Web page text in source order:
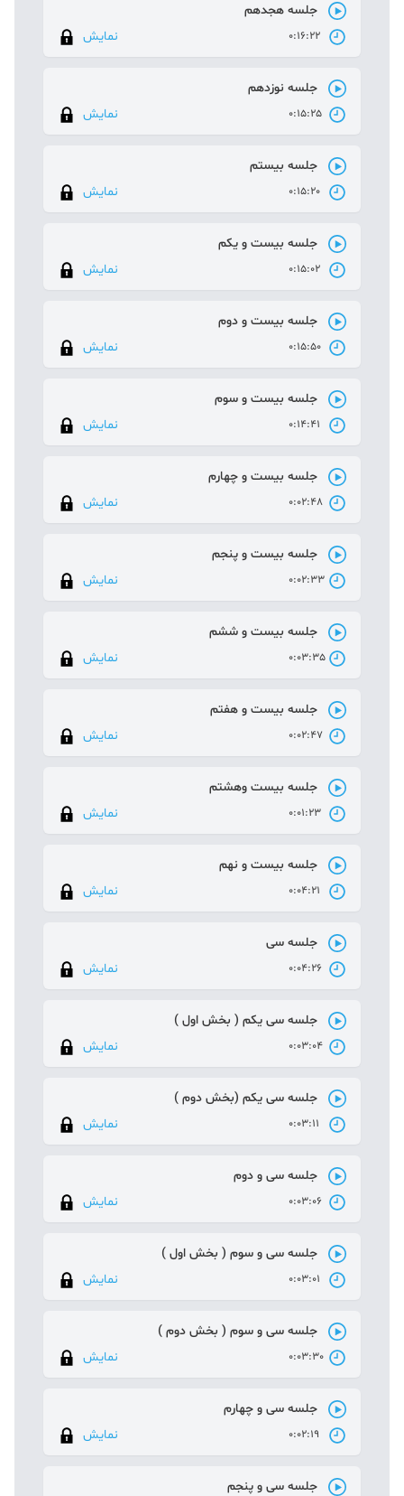
جلسه هجدهم
0:16:22 نمایش
جلسه نوزدهم
0:15:25 نمایش
جلسه بیستم
0:15:20 نمایش
جلسه بیست و یکم
0:15:02 نمایش
جلسه بیست و دوم
0:15:50 نمایش
جلسه بیست و سوم
0:14:41 نمایش
جلسه بیست و چهارم
0:02:48 نمایش
جلسه بیست و پنجم
0:02:33 نمایش
جلسه بیست و ششم
0:03:35 نمایش
جلسه بیست و هفتم
0:02:47 نمایش
جلسه بیست وهشتم
0:01:23 نمایش
جلسه بیست و نهم
0:04:21 نمایش
جلسه سی
0:04:26 نمایش
جلسه سی یکم ( بخش اول )
0:03:04 نمایش
جلسه سی یکم (‌بخش دوم )
0:03:11 نمایش
جلسه سی و دوم
0:03:06 نمایش
جلسه سی و سوم ( بخش اول )
0:03:01 نمایش
جلسه سی و سوم ( بخش دوم )
0:03:30 نمایش
جلسه سی و چهارم
0:02:19 نمایش
جلسه سی و پنجم